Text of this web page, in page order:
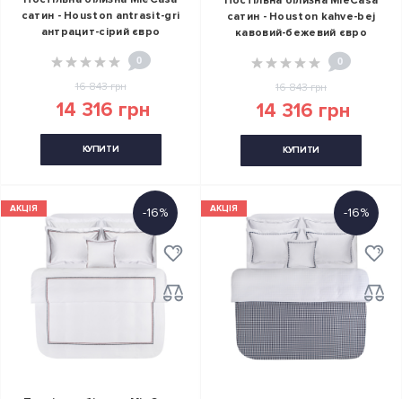
сатин - Houston antrasit-gri
антрацит-сірий євро
0
16 843 грн
14 316 грн
КУПИТИ
сатин - Houston kahve-bej
кавовий-бежевий євро
0
16 843 грн
14 316 грн
КУПИТИ
АКЦІЯ -16% АКЦІЯ -16%